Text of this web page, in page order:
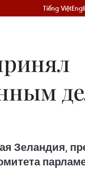
Tiếng Việt
Зеландия,